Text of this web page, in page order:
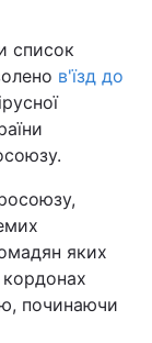
список
в'їзд до
яких
кордонах
починаючи